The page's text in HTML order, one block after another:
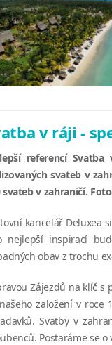
v ráji -
referencí
svateb v
svateb v zahraničí.
kancelář Deluxea
nejlepší inspirací
obav z trochu
Zájezdů na klíč s
založení v roce
Svatby v
Postaráme se o